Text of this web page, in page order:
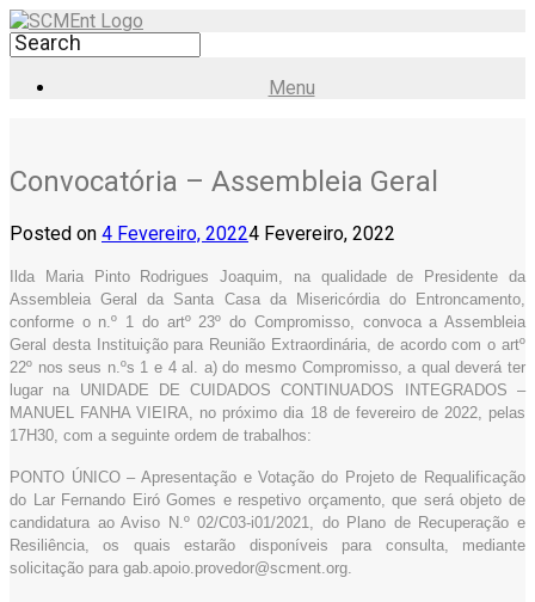
Menu
Convocatória – Assembleia Geral
Posted on 4 Fevereiro, 20224 Fevereiro, 2022
Ilda Maria Pinto Rodrigues Joaquim, na qualidade de Presidente da
Assembleia Geral da Santa Casa da Misericórdia do Entroncamento,
conforme o n.º 1 do artº 23º do Compromisso, convoca a Assembleia
Geral desta Instituição para Reunião Extraordinária, de acordo com o artº
22º nos seus n.ºs 1 e 4 al. a) do mesmo Compromisso, a qual deverá ter
lugar na UNIDADE DE CUIDADOS CONTINUADOS INTEGRADOS –
MANUEL FANHA VIEIRA, no próximo dia 18 de fevereiro de 2022, pelas
17H30, com a seguinte ordem de trabalhos:
PONTO ÚNICO – Apresentação e Votação do Projeto de Requalificação
do Lar Fernando Eiró Gomes e respetivo orçamento, que será objeto de
candidatura ao Aviso N.º 02/C03-i01/2021, do Plano de Recuperação e
Resiliência, os quais estarão disponíveis para consulta, mediante
solicitação para gab.apoio.provedor@scment.org.